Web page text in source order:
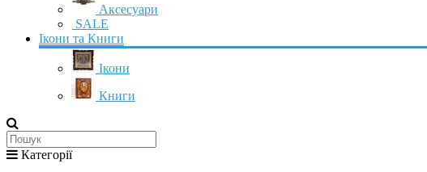
Аксесуари
SALE
Ікони та Книги
Ікони
Книги
Категорії